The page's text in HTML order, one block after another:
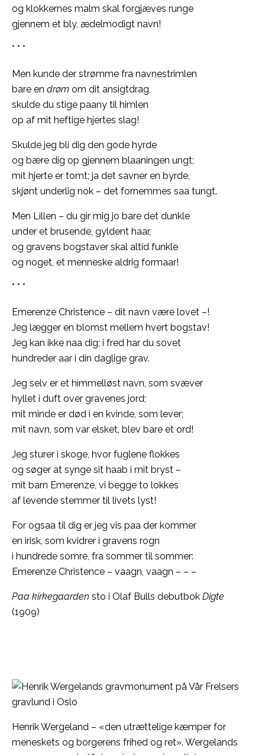
og klokkernes malm skal forgjæves runge
gjennem et bly, ædelmodigt navn!
* * *
Men kunde der strømme fra navnestrimlen
bare en drøm om dit ansigtdrag,
skulde du stige paany til himlen
op af mit heftige hjertes slag!
Skulde jeg bli dig den gode hyrde
og bære dig op gjennem blaaningen ungt;
mit hjerte er tomt; ja det savner en byrde,
skjønt underlig nok – det fornemmes saa tungt.
Men Lillen – du gir mig jo bare det dunkle
under et brusende, gyldent haar,
og gravens bogstaver skal altid funkle
og noget, et menneske aldrig formaar!
* * *
Emerenze Christence – dit navn være lovet –!
Jeg lægger en blomst mellem hvert bogstav!
Jeg kan ikke naa dig; i fred har du sovet
hundreder aar i din daglige grav.
Jeg selv er et himmelløst navn, som svæver
hyllet i duft over gravenes jord;
mit minde er død i en kvinde, som lever;
mit navn, som var elsket, blev bare et ord!
Jeg sturer i skoge, hvor fuglene flokkes
og søger at synge sit haab i mit bryst –
mit barn Emerenze, vi begge to lokkes
af levende stemmer til livets lyst!
For ogsaa til dig er jeg vis paa der kommer
en irisk, som kvidrer i gravens rogn
i hundrede somre, fra sommer til sommer:
Emerenze Christence – vaagn, vaagn – – –
Paa kirkegaarden sto i Olaf Bulls debutbok Digte
(1909)
Henrik Wergeland – «den utrættelige kæmper for
meneskets og borgerens frihed og ret». Wergelands